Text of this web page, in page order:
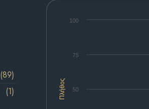
Πλήθος
100
50
75
(89)
(1)